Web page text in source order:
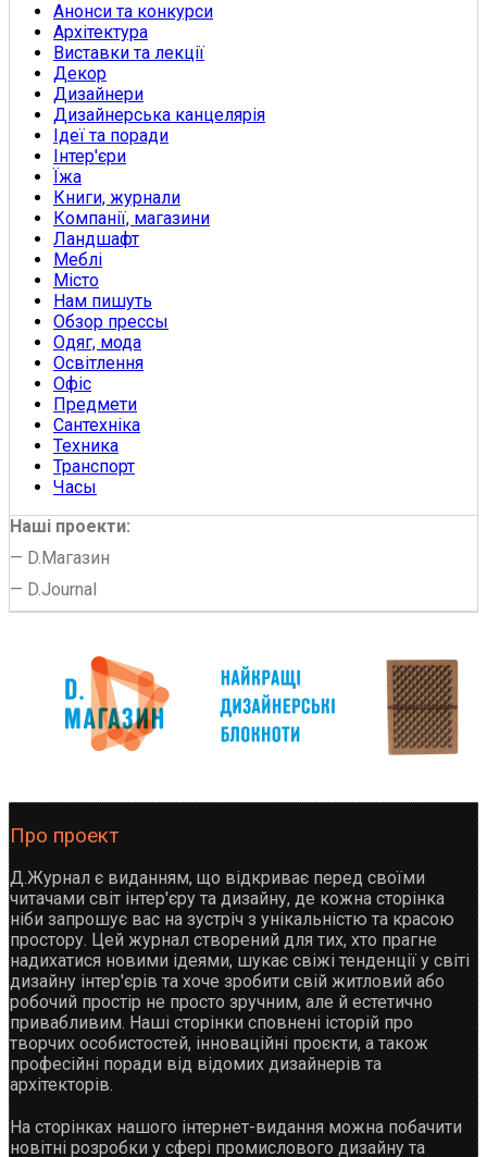
Анонси та конкурси
Архітектура
Виставки та лекції
Декор
Дизайнери
Дизайнерська канцелярія
Ідеї та поради
Інтер'єри
Їжа
Книги, журнали
Компанії, магазини
Ландшафт
Меблі
Місто
Нам пишуть
Обзор прессы
Одяг, мода
Освітлення
Офіс
Предмети
Сантехніка
Техника
Транспорт
Часы
Наші проекти:
— D.Магазин
— D.Journal
Про проект
Д.Журнал є виданням, що відкриває перед своїми
читачами світ інтер'єру та дизайну, де кожна сторінка
ніби запрошує вас на зустріч з унікальністю та красою
простору. Цей журнал створений для тих, хто прагне
надихатися новими ідеями, шукає свіжі тенденції у світі
дизайну інтер'єрів та хоче зробити свій житловий або
робочий простір не просто зручним, але й естетично
привабливим. Наші сторінки сповнені історій про
творчих особистостей, інноваційні проєкти, а також
професійні поради від відомих дизайнерів та
архітекторів.
На сторінках нашого інтернет-видання можна побачити
новітні розробки у сфері промислового дизайну та